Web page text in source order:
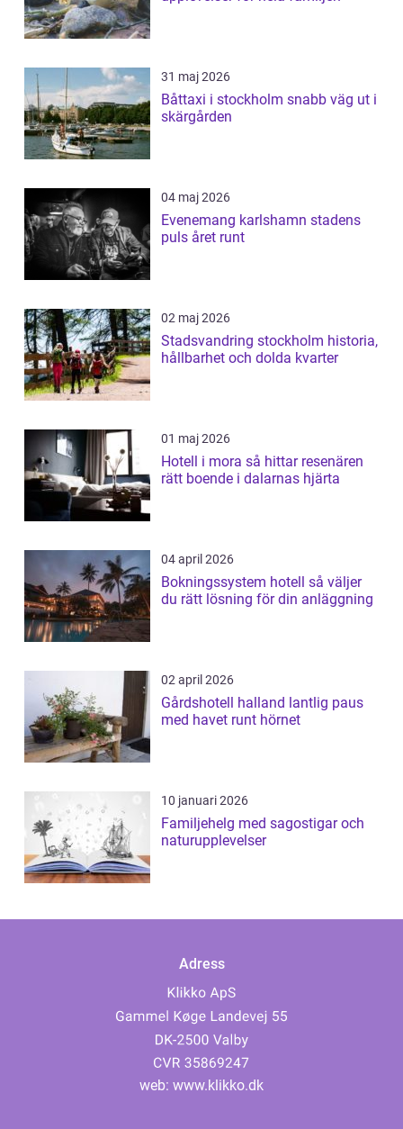
31 maj 2026
Båttaxi i stockholm snabb väg ut i
skärgården
04 maj 2026
Evenemang karlshamn stadens
puls året runt
02 maj 2026
Stadsvandring stockholm historia,
hållbarhet och dolda kvarter
01 maj 2026
Hotell i mora så hittar resenären
rätt boende i dalarnas hjärta
04 april 2026
Bokningssystem hotell så väljer
du rätt lösning för din anläggning
02 april 2026
Gårdshotell halland lantlig paus
med havet runt hörnet
10 januari 2026
Familjehelg med sagostigar och
naturupplevelser
Adress
web: www.klikko.dk